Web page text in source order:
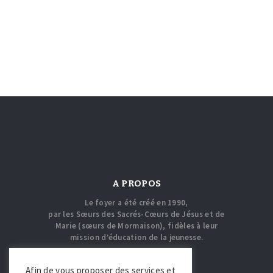
A PROPOS
Le foyer a été créé en 1990,
par les Sœurs des Sacrés-Cœurs de Jésus et de
Marie (sœurs de Mormaison), fidèles à leur
mission d’éducation de la jeunesse.
Afin de vous proposer des services et